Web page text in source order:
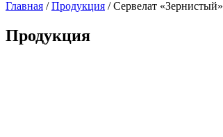
Главная /Продукция /Сервелат «Зернистый»
Продукция